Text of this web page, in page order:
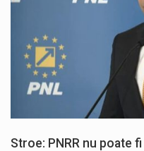
Stroe: PNRR nu poate